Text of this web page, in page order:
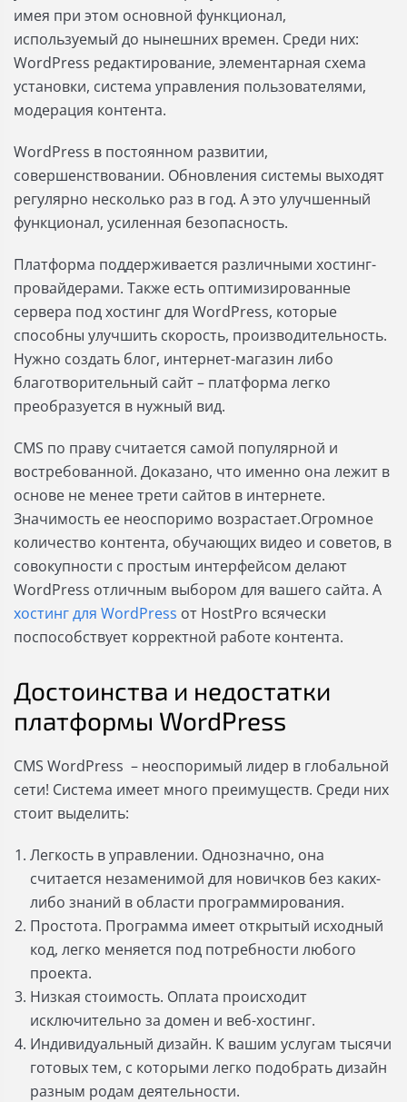
имея при этом основной функционал,
используемый до нынешних времен. Среди них:
WordPress редактирование, элементарная схема
установки, система управления пользователями,
модерация контента.
WordPress в постоянном развитии,
совершенствовании. Обновления системы выходят
регулярно несколько раз в год. А это улучшенный
функционал, усиленная безопасность.
Платформа поддерживается различными хостинг-
провайдерами. Также есть оптимизированные
сервера под хостинг для WordPress, которые
способны улучшить скорость, производительность.
Нужно создать блог, интернет-магазин либо
благотворительный сайт – платформа легко
преобразуется в нужный вид.
CMS по праву считается самой популярной и
востребованной. Доказано, что именно она лежит в
основе не менее трети сайтов в интернете.
Значимость ее неоспоримо возрастает.Огромное
количество контента, обучающих видео и советов, в
совокупности с простым интерфейсом делают
WordPress отличным выбором для вашего сайта. А
хостинг для WordPress от HostPro всячески
поспособствует корректной работе контента.
Достоинства и недостатки
платформы WordPress
CMS WordPress – неоспоримый лидер в глобальной
сети! Система имеет много преимуществ. Среди них
стоит выделить:
Легкость в управлении. Однозначно, она
считается незаменимой для новичков без каких-
либо знаний в области программирования.
Простота. Программа имеет открытый исходный
код, легко меняется под потребности любого
проекта.
Низкая стоимость. Оплата происходит
исключительно за домен и веб-хостинг.
Индивидуальный дизайн. К вашим услугам тысячи
готовых тем, с которыми легко подобрать дизайн
разным родам деятельности.